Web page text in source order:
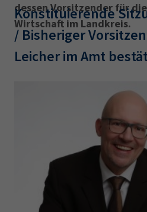
dessen Vorsitzender für
Wirtschaft im Landkreis.
Konstituierende
/ Bisheriger
Leicher im Amt